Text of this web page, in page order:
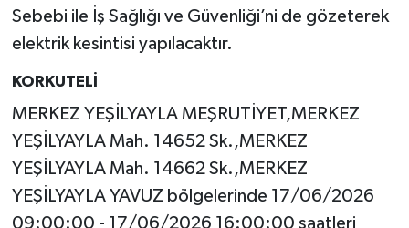
Sebebi ile İş Sağlığı ve Güvenliği’ni de gözeterek
elektrik kesintisi yapılacaktır.
KORKUTELİ
MERKEZ YEŞİLYAYLA MEŞRUTİYET,MERKEZ
YEŞİLYAYLA Mah. 14652 Sk.,MERKEZ
YEŞİLYAYLA Mah. 14662 Sk.,MERKEZ
YEŞİLYAYLA YAVUZ bölgelerinde 17/06/2026
09:00:00 - 17/06/2026 16:00:00 saatleri